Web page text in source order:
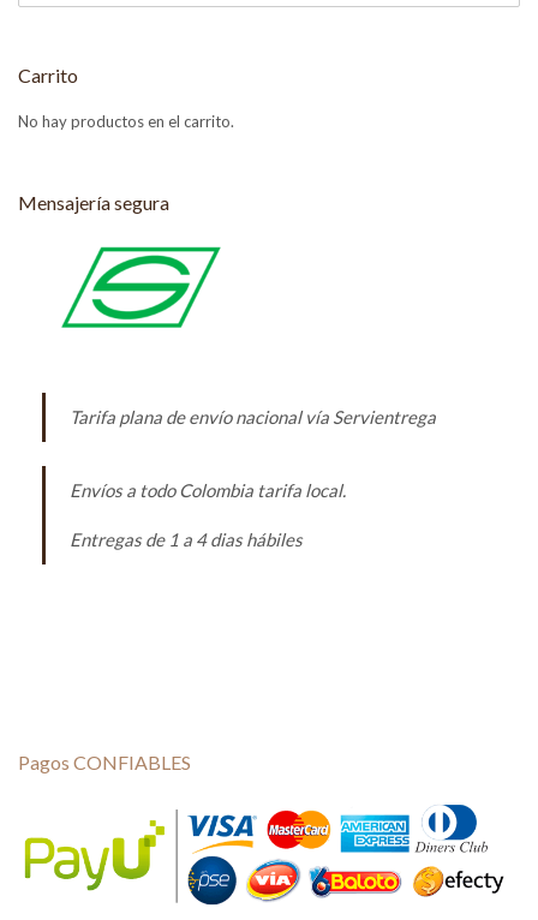
Carrito
No hay productos en el carrito.
Mensajería segura
Tarifa plana de envío nacional vía Servientrega
Envíos a todo Colombia tarifa local.
Entregas de 1 a 4 dias hábiles
Pagos CONFIABLES